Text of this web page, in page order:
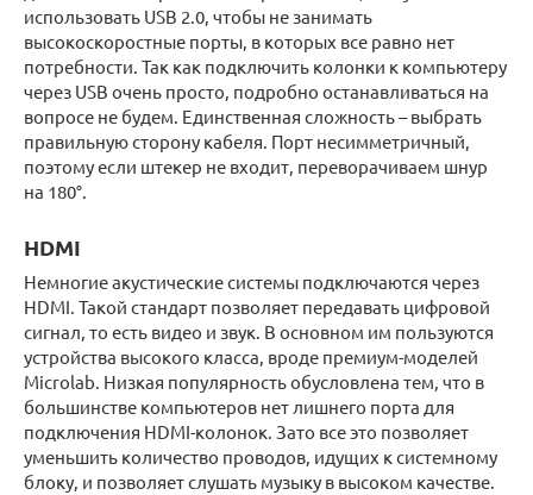
использовать USB 2.0, чтобы не занимать
высокоскоростные порты, в которых все равно нет
потребности. Так как подключить колонки к компьютеру
через USB очень просто, подробно останавливаться на
вопросе не будем. Единственная сложность – выбрать
правильную сторону кабеля. Порт несимметричный,
поэтому если штекер не входит, переворачиваем шнур
на 180°.
HDMI
Немногие акустические системы подключаются через
HDMI. Такой стандарт позволяет передавать цифровой
сигнал, то есть видео и звук. В основном им пользуются
устройства высокого класса, вроде премиум-моделей
Microlab. Низкая популярность обусловлена тем, что в
большинстве компьютеров нет лишнего порта для
подключения HDMI-колонок. Зато все это позволяет
уменьшить количество проводов, идущих к системному
блоку, и позволяет слушать музыку в высоком качестве.